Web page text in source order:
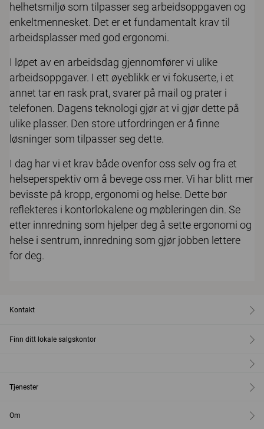
helhetsmiljø som tilpasser seg arbeidsoppgaven og
enkeltmennesket. Det er et fundamentalt krav til
arbeidsplasser med god ergonomi.
I løpet av en arbeidsdag gjennomfører vi ulike
arbeidsoppgaver. I ett øyeblikk er vi fokuserte, i et
annet tar en rask prat, svarer på mail og prater i
telefonen. Dagens teknologi gjør at vi gjør dette på
ulike plasser. Den store utfordringen er å finne
løsninger som tilpasser seg dette.
I dag har vi et krav både ovenfor oss selv og fra et
helseperspektiv om å bevege oss mer. Vi har blitt mer
bevisste på kropp, ergonomi og helse. Dette bør
reflekteres i kontorlokalene og møbleringen din. Se
etter innredning som hjelper deg å sette ergonomi og
helse i sentrum, innredning som gjør jobben lettere
for deg.
Kontakt
Finn ditt lokale salgskontor
Tjenester
Om